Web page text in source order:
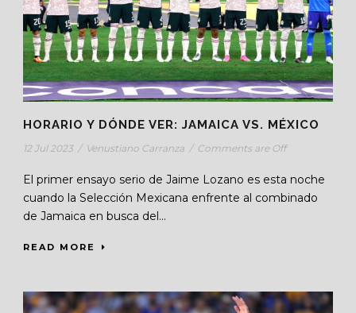
HORARIO Y DÓNDE VER: JAMAICA VS. MÉXICO
12 Jul 2023 / Venustiano Carranza / Comments are Off
El primer ensayo serio de Jaime Lozano es esta noche
cuando la Selección Mexicana enfrente al combinado
de Jamaica en busca del...
READ MORE